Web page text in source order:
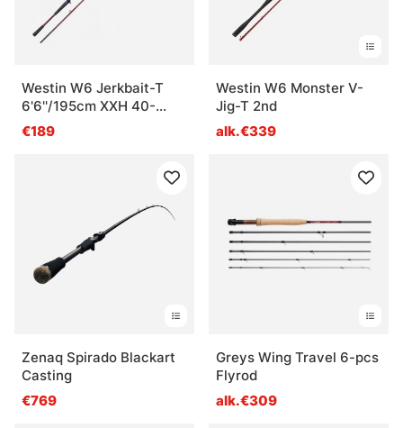
Westin W6 Jerkbait-T
6'6''/195cm XXH 40-
130g 1+1sec Casting
€189
Westin W6 Monster V-
Jig-T 2nd
alk.€339
Zenaq Spirado Blackart
Casting
€769
Greys Wing Travel 6-pcs
Flyrod
alk.€309